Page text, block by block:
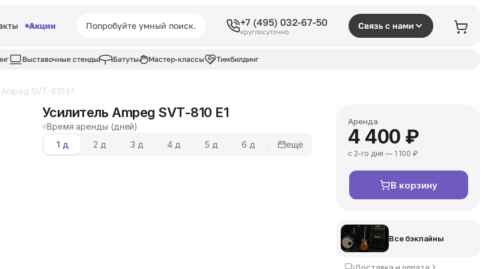
Акции +7 (495) 032-67-50
круглосуточно
Связь с нами
Выставочные стенды Батуты Мастер-классы Тимбилдинг
SVT-810 E1
Усилитель Ampeg SVT-810 E1
Время аренды (дней)
1 д
2 д 3 д 4 д 5 д 6 д ещё
Аренда
4 400 ₽
с 2-го дня — 1 100 ₽
В корзину
Все бэклайны